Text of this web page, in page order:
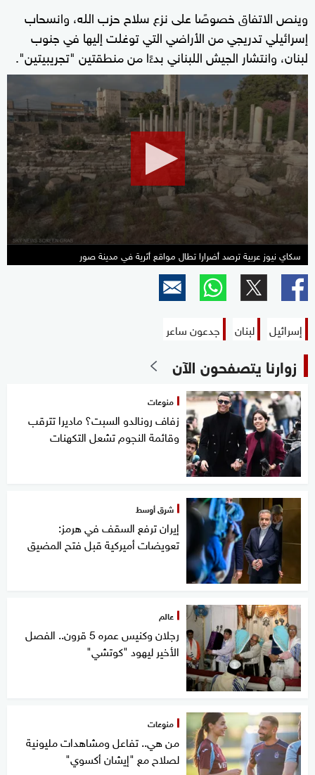
وينص الاتفاق خصوصًا على نزع سلاح حزب الله، وانسحاب
إسرائيلي تدريجي من الأراضي التي توغلت إليها في جنوب
لبنان، وانتشار الجيش اللبناني بدءًا من منطقتين "تجريبيتين".
seconds
of
2
minutes,
10
seconds
سكاي نيوز عربية ترصد أضرارا تطال مواقع أثرية في مدينة صور
إسرائيل لبنان جدعون ساعر
زوارنا يتصفحون الآن
منوعات
زفاف رونالدو السبت؟ ماديرا تترقب
وقائمة النجوم تشعل التكهنات
شرق أوسط
إيران ترفع السقف في هرمز:
تعويضات أميركية قبل فتح المضيق
عالم
رجلان وكنيس عمره 5 قرون.. الفصل
الأخير ليهود "كوتشي"
منوعات
من هي.. تفاعل ومشاهدات مليونية
لصلاح مع "إيشان أكسوي"